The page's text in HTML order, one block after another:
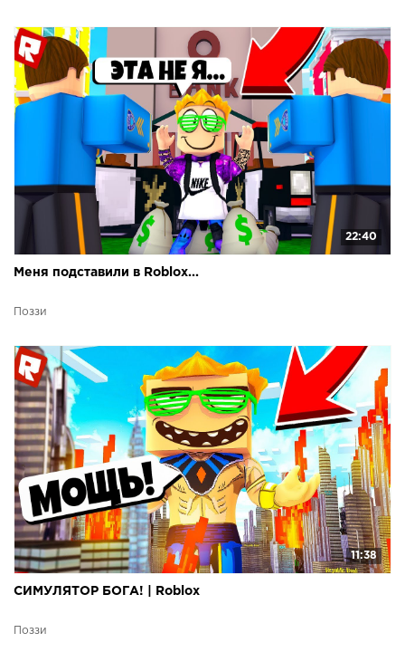
22:40
Меня подставили в Roblox...
Поззи
11:38
СИМУЛЯТОР БОГА! | Roblox
Поззи